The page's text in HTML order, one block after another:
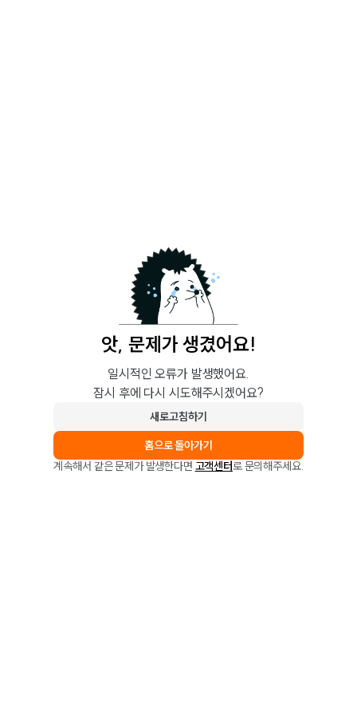
앗, 문제가 생겼어요!
일시적인 오류가 발생했어요.
잠시 후에 다시 시도해주시겠어요?
새로고침하기
홈으로 돌아가기
계속해서 같은 문제가 발생한다면 고객센터로 문의해주세요.